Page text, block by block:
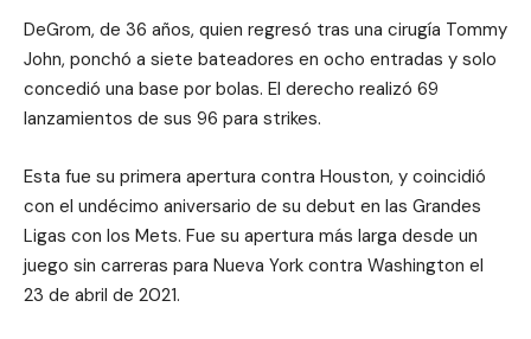
DeGrom, de 36 años, quien regresó tras una cirugía Tommy
John, ponchó a siete bateadores en ocho entradas y solo
concedió una base por bolas. El derecho realizó 69
lanzamientos de sus 96 para strikes.
Esta fue su primera apertura contra Houston, y coincidió
con el undécimo aniversario de su debut en las Grandes
Ligas con los Mets. Fue su apertura más larga desde un
juego sin carreras para Nueva York contra Washington el
23 de abril de 2021.